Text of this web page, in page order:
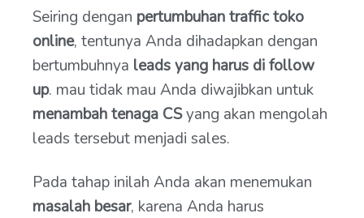
Seiring dengan pertumbuhan traffic toko
online, tentunya Anda dihadapkan dengan
bertumbuhnya leads yang harus di follow
up. mau tidak mau Anda diwajibkan untuk
menambah tenaga CSyang akan mengolah
leads tersebut menjadi sales.
Pada tahap inilah Anda akan menemukan
masalah besar, karena Anda harus